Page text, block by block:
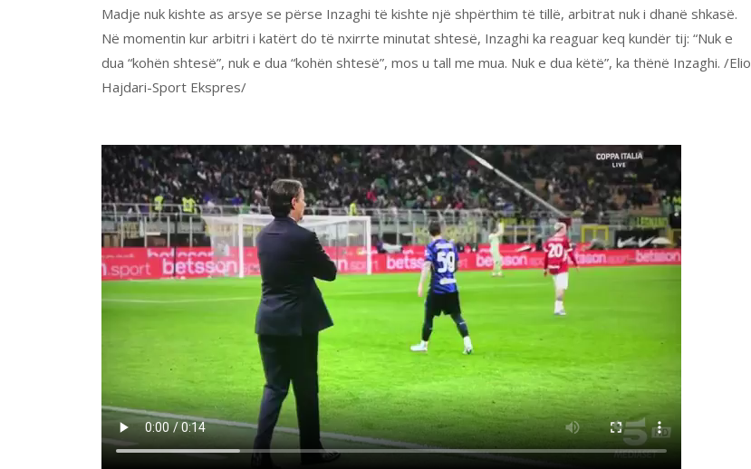
Madje nuk kishte as arsye se përse Inzaghi të kishte një shpërthim të tillë, arbitrat nuk i dhanë shkasë.
Në momentin kur arbitri i katërt do të nxirrte minutat shtesë, Inzaghi ka reaguar keq kundër tij: “Nuk e
dua “kohën shtesë”, nuk e dua “kohën shtesë”, mos u tall me mua. Nuk e dua këtë”, ka thënë Inzaghi. /Elio
Hajdari-Sport Ekspres/